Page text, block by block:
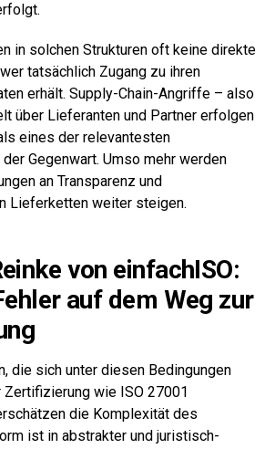
in solchen Strukturen oft keine direkte
tatsächlich Zugang zu ihren
erhält. Supply-Chain-Angriffe – also
über Lieferanten und Partner erfolgen
eines der relevantesten
Gegenwart. Umso mehr werden
an Transparenz und
Lieferketten weiter steigen.
von einfachISO:
auf dem Weg zur
die sich unter diesen Bedingungen
wie ISO 27001
die Komplexität des
ist in abstrakter und juristisch-